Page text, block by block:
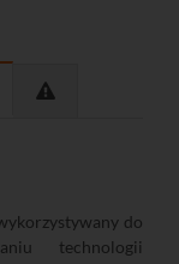
do
technologii